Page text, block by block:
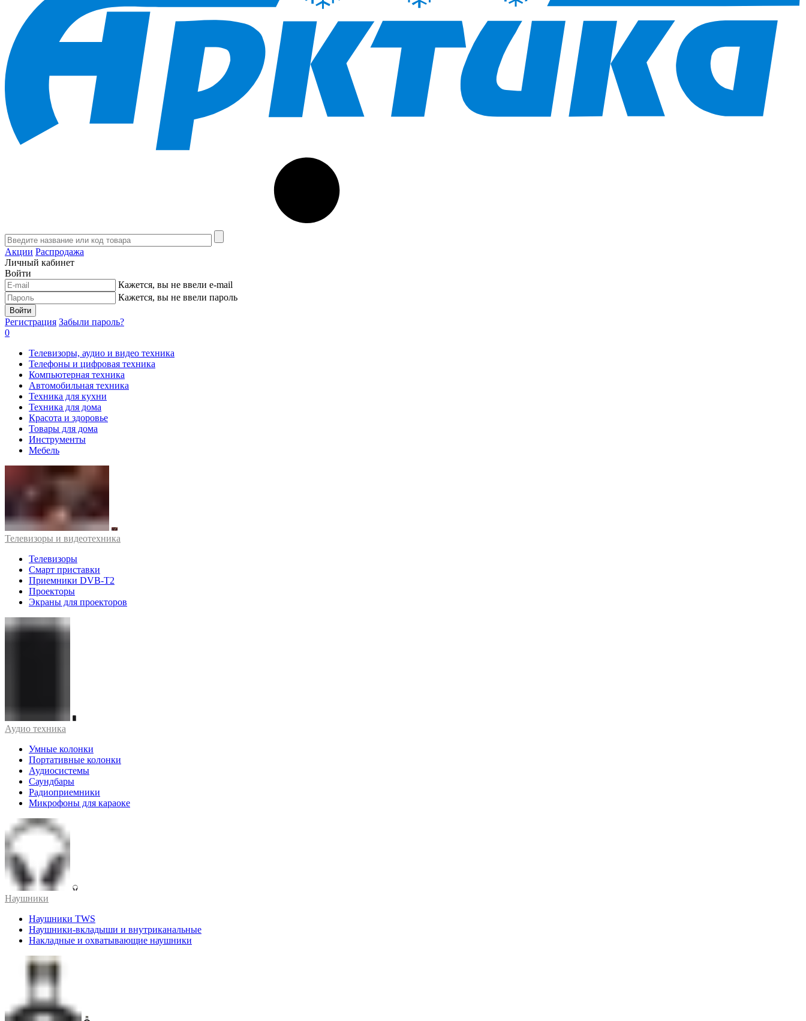
Акции Распродажа
Личный кабинет
Войти
Кажется, вы не ввели e-mail
Кажется, вы не ввели пароль
Войти
Регистрация Забыли пароль?
0
Телевизоры, аудио и видео техника
Телефоны и цифровая техника
Компьютерная техника
Автомобильная техника
Техника для кухни
Техника для дома
Красота и здоровье
Товары для дома
Инструменты
Мебель
Телевизоры и видеотехника
Телевизоры
Смарт приставки
Приемники DVB-T2
Проекторы
Экраны для проекторов
Аудио техника
Умные колонки
Портативные колонки
Аудиосистемы
Саундбары
Радиоприемники
Микрофоны для караоке
Наушники
Наушники TWS
Наушники-вкладыши и внутриканальные
Накладные и охватывающие наушники